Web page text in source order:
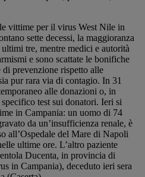
vittime per il virus West Nile in
sette decessi, la maggioranza
tre, mentre medici e autorità
e sono scattate le bonifiche
prevenzione rispetto alle
pur rara via di contagio. In 31
alle donazioni o, in
test sui donatori. Ieri si
in Campania: un uomo di 74
da un’insufficienza renale, è
all’Ospedale del Mare di Napoli
ultime ore. L’altro paziente
Ducenta, in provincia di
in Campania), deceduto ieri sera